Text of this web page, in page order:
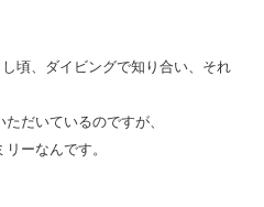
頃、ダイビングで知り合い、それ
だいているのですが、
ーなんです。